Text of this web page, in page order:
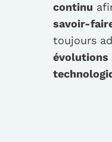
continu
savoir-
toujours
évolutions